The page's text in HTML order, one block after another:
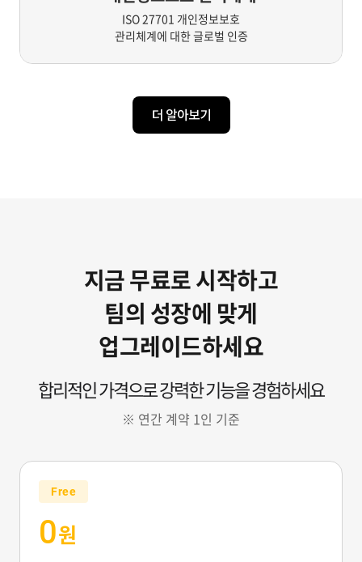
ISO 27701 개인정보보호
관리체계에 대한 글로벌 인증
더 알아보기
지금 무료로 시작하고
팀의 성장에 맞게
업그레이드하세요
합리적인 가격으로 강력한 기능을 경험하세요
※ 연간 계약 1인 기준
Free
0원